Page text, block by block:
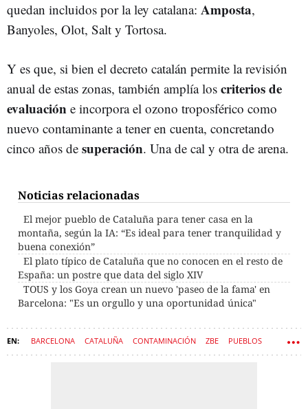
quedan incluidos por la ley catalana: Amposta,
Banyoles, Olot, Salt y Tortosa.
Y es que, si bien el decreto catalán permite la revisión
anual de estas zonas, también amplía los criterios de
evaluación e incorpora el ozono troposférico como
nuevo contaminante a tener en cuenta, concretando
cinco años de superación. Una de cal y otra de arena.
Noticias relacionadas
El mejor pueblo de Cataluña para tener casa en la
montaña, según la IA: “Es ideal para tener tranquilidad y
buena conexión”
El plato típico de Cataluña que no conocen en el resto de
España: un postre que data del siglo XIV
TOUS y los Goya crean un nuevo 'paseo de la fama' en
Barcelona: "Es un orgullo y una oportunidad única"
BARCELONA CATALUÑA CONTAMINACIÓN ZBE PUEBLOS